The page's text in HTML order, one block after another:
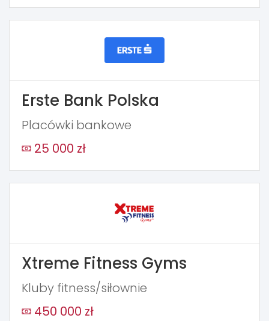
Erste Bank Polska
Placówki bankowe
25 000 zł
Xtreme Fitness Gyms
Kluby fitness/siłownie
450 000 zł